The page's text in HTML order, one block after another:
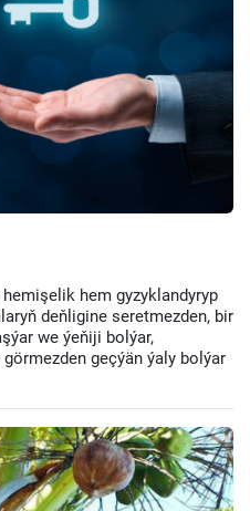
hem gyzyklandyryp
deňligine seretmezden, bir
we ýeňiji bolýar,
geçýän ýaly bolýar